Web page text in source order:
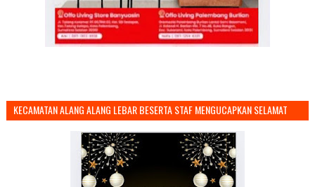
KECAMATAN ALANG ALANG LEBAR BESERTA STAF MENGUCAPKAN SELAMAT